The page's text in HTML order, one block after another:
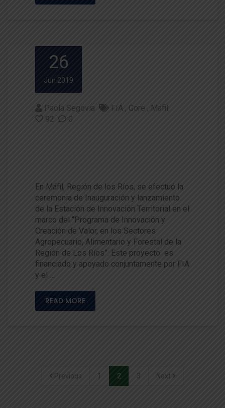
26
Jun 2019
Paola Segovia FIA Gore
Mafil
92
0
En Máfil, Región de los Ríos, se efectuó la
ceremonia de Inauguración y lanzamiento
de la Estación de Innovación Territorial en el
marco del “Programa de Innovación y
Creación de Valor, en los Sectores
Agropecuario, Alimentario y Forestal de la
Región de Los Ríos”. Este proyecto es
financiado y apoyado conjuntamente por FIA
y el …
READ MORE
Previous 1 2 3 Next